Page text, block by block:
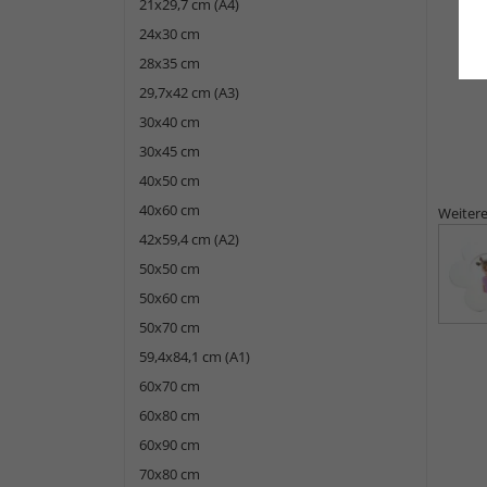
21x29,7 cm (A4)
24x30 cm
28x35 cm
29,7x42 cm (A3)
30x40 cm
30x45 cm
40x50 cm
40x60 cm
42x59,4 cm (A2)
50x50 cm
50x60 cm
50x70 cm
59,4x84,1 cm (A1)
60x70 cm
60x80 cm
60x90 cm
70x80 cm